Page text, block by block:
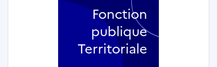
Fonction
publique
Territoriale